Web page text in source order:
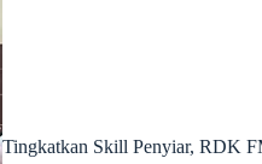
Tingkatkan Skill Penyiar, RDK